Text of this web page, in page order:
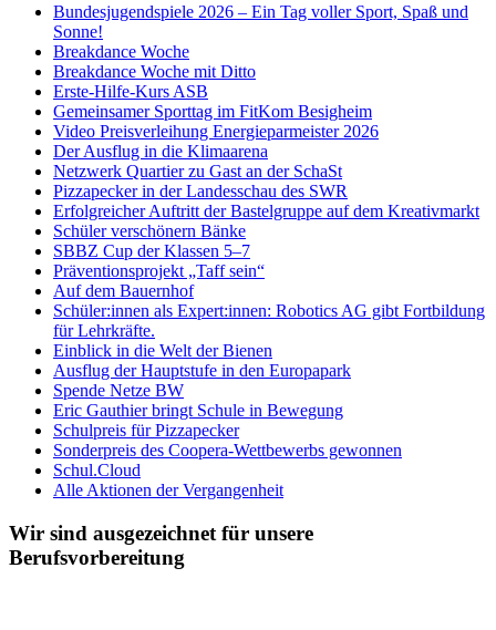
Bundesjugendspiele 2026 – Ein Tag voller Sport, Spaß und
Sonne!
Breakdance Woche
Breakdance Woche mit Ditto
Erste-Hilfe-Kurs ASB
Gemeinsamer Sporttag im FitKom Besigheim
Video Preisverleihung Energieparmeister 2026
Der Ausflug in die Klimaarena
Netzwerk Quartier zu Gast an der SchaSt
Pizzapecker in der Landesschau des SWR
Erfolgreicher Auftritt der Bastelgruppe auf dem Kreativmarkt
Schüler verschönern Bänke
SBBZ Cup der Klassen 5–7
Präventionsprojekt „Taff sein“
Auf dem Bauernhof
Schüler:innen als Expert:innen: Robotics AG gibt Fortbildung
für Lehrkräfte.
Einblick in die Welt der Bienen
Ausflug der Hauptstufe in den Europapark
Spende Netze BW
Eric Gauthier bringt Schule in Bewegung
Schulpreis für Pizzapecker
Sonderpreis des Coopera-Wettbewerbs gewonnen
Schul.Cloud
Alle Aktionen der Vergangenheit
Wir sind ausgezeichnet für unsere
Berufsvorbereitung